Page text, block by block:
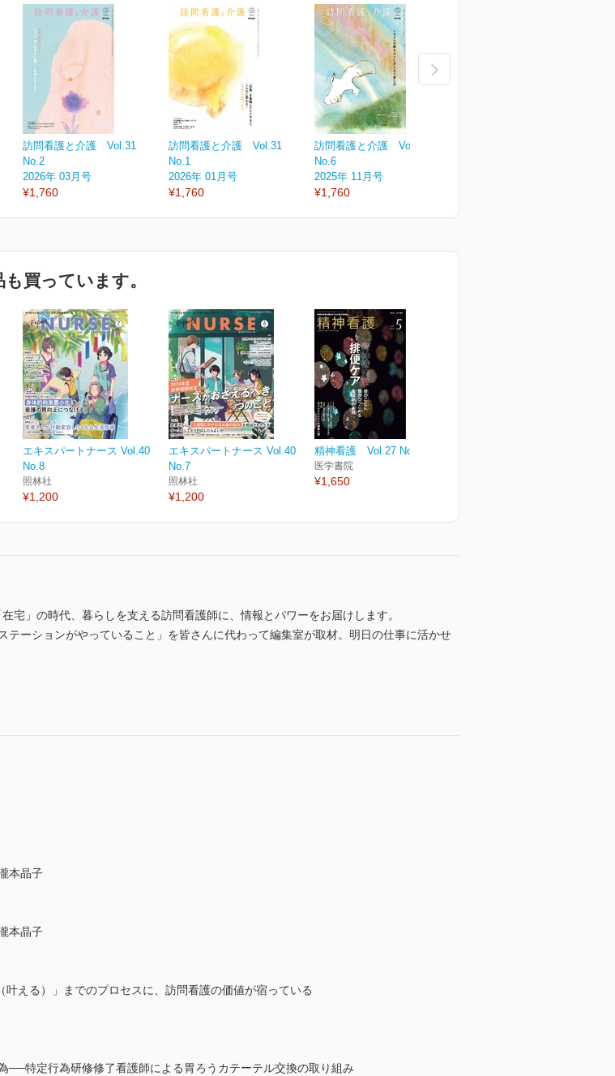
訪問看護と介護 Vol.31
No.2
2026年 03月号
¥1,760
訪問看護と介護 Vol.31
No.1
2026年 01月号
¥1,760
訪問看護と介護 Vol.30
No.6
2025年 11月号
¥1,760
買っています。
エキスパートナース Vol.40
No.8
照林社
¥1,200
エキスパートナース Vol.40
No.7
照林社
¥1,200
精神看護 Vol.27 No.3
医学書院
¥1,650
」の時代、暮らしを支える訪問看護師に、情報とパワーをお届けします。
ーションがやっていること」を皆さんに代わって編集室が取材。明日の仕事に活かせ
本晶子
本晶子
える）」までのプロセスに、訪問看護の価値が宿っている
──特定行為研修修了看護師による胃ろうカテーテル交換の取り組み